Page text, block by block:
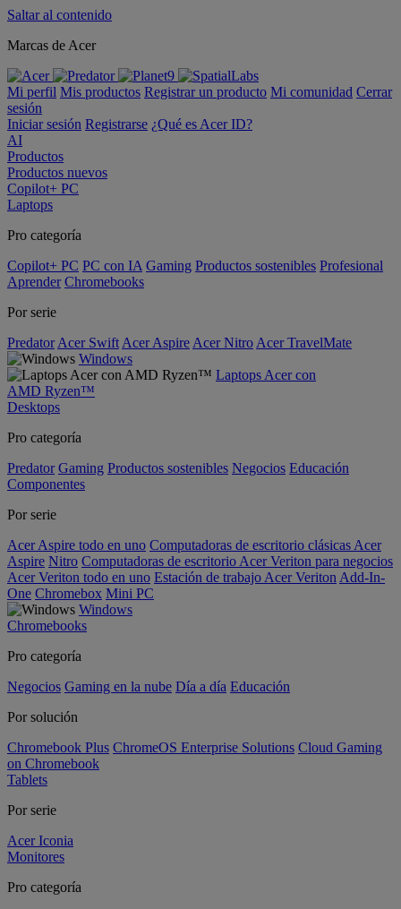
Saltar al contenido
Marcas de Acer
Mi perfil Mis productos Registrar un producto Mi comunidad Cerrar
sesión
Iniciar sesión Registrarse ¿Qué es Acer ID?
AI
Productos
Productos nuevos
Copilot+ PC
Laptops
Pro categoría
Copilot+ PC PC con IA Gaming Productos sostenibles Profesional
Aprender Chromebooks
Por serie
Predator Acer Swift Acer Aspire Acer Nitro Acer TravelMate
Windows
Laptops Acer con
AMD Ryzen™
Desktops
Pro categoría
Predator Gaming Productos sostenibles Negocios Educación
Componentes
Por serie
Acer Aspire todo en uno Computadoras de escritorio clásicas Acer
Aspire Nitro Computadoras de escritorio Acer Veriton para negocios
Acer Veriton todo en uno Estación de trabajo Acer Veriton Add-In-
One Chromebox Mini PC
Windows
Chromebooks
Pro categoría
Negocios Gaming en la nube Día a día Educación
Por solución
Chromebook Plus ChromeOS Enterprise Solutions Cloud Gaming
on Chromebook
Tablets
Por serie
Acer Iconia
Monitores
Pro categoría